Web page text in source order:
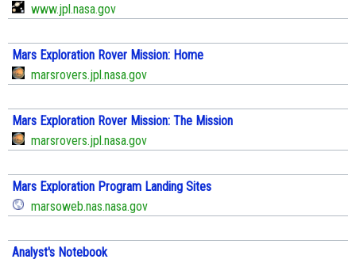
www.jpl.nasa.gov
Mars Exploration Rover Mission: Home
marsrovers.jpl.nasa.gov
Mars Exploration Rover Mission: The Mission
marsrovers.jpl.nasa.gov
Mars Exploration Program Landing Sites
marsoweb.nas.nasa.gov
Analyst's Notebook